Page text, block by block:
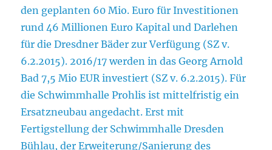
den geplanten 60 Mio. Euro für Investitionen
rund 46 Millionen Euro Kapital und Darlehen
für die Dresdner Bäder zur Verfügung (SZ v.
6.2.2015). 2016/17 werden in das Georg Arnold
Bad 7,5 Mio EUR investiert (SZ v. 6.2.2015). Für
die Schwimmhalle Prohlis ist mittelfristig ein
Ersatzneubau angedacht. Erst mit
Fertigstellung der Schwimmhalle Dresden
Bühlau, der Erweiterung/Sanierung des